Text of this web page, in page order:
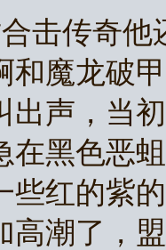
击传奇他
和魔龙破
出声，当
在黑色恶
些红的紫
高潮了，